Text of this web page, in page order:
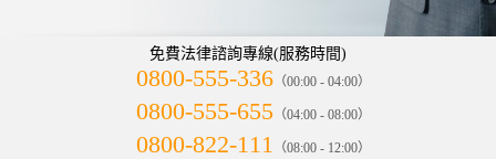
免費法律諮詢專線(服務時間)
0800-555-336 （00:00 - 04:00）
0800-555-655 （04:00 - 08:00）
0800-822-111 （08:00 - 12:00）